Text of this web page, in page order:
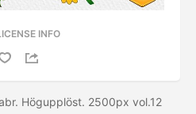
INFO
Högupplöst. 2500px vol.12